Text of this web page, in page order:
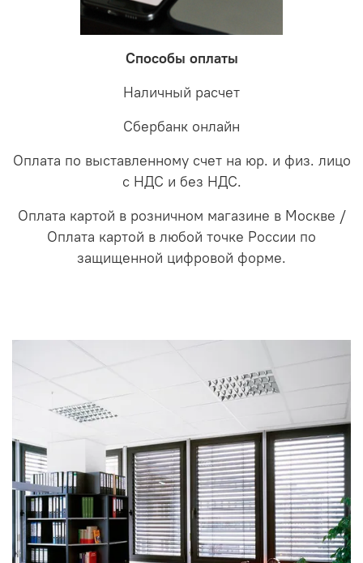
Способы оплаты
Наличный расчет
Сбербанк онлайн
Оплата по выставленному счет на юр. и физ. лицо
с НДС и без НДС.
Оплата картой в розничном магазине в Москве /
Оплата картой в любой точке России по
защищенной цифровой форме.